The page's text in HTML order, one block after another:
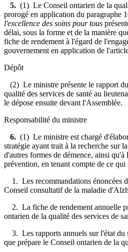
5. (1) Le Conseil ontarien de la
prorogé en application du paragraphe
l'excellence des soins pour tous
délai, sous la forme et de la manière
fiche de rendement à l'égard de
gouvernement en application de
Dépôt
(2) Le ministre présente le rapport
qualité des services de santé au
le dépose ensuite devant l'Assemblée.
Responsabilité du ministre
6. (1) Le ministre est chargé
stratégie ayant trait à la recherche sur
d'autres formes de démence, ainsi
prévention, en tenant compte de ce qui
1. Les recommandations énoncées
Conseil consultatif de la maladie
2. La fiche de rendement annuelle
ontarien de la qualité des services de
3. Les rapports annuels sur l'état du
que prépare le Conseil ontarien de la